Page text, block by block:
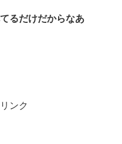
るだけだからなあ
ンク